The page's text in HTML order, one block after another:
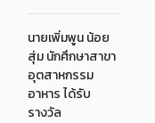
นายเพิ่มพูน น้อย
สุ่ม นักศึกษาสาขา
อุตสาหกรรม
อาหาร ได้รับ
รางวัล